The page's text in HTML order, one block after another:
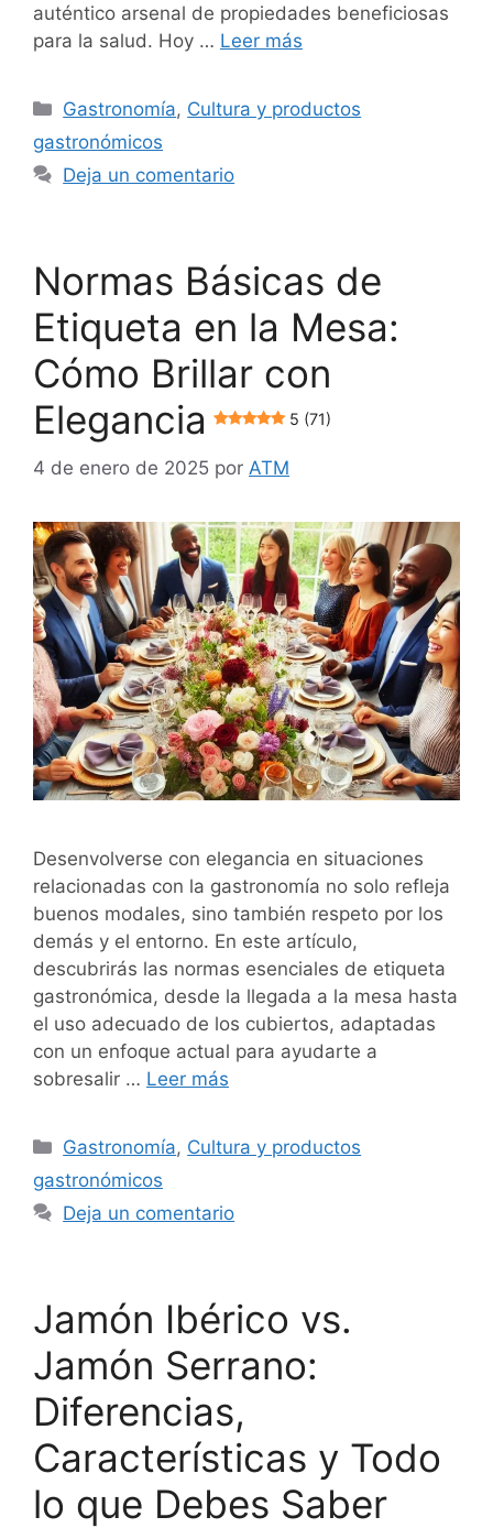
auténtico arsenal de propiedades beneficiosas
para la salud. Hoy … Leer más
Categorías
Gastronomía, Cultura y productos
gastronómicos
Deja un comentario
Normas Básicas de
Etiqueta en la Mesa:
Cómo Brillar con
Elegancia
5 (71)
4 de enero de 2025 por ATM
Desenvolverse con elegancia en situaciones
relacionadas con la gastronomía no solo refleja
buenos modales, sino también respeto por los
demás y el entorno. En este artículo,
descubrirás las normas esenciales de etiqueta
gastronómica, desde la llegada a la mesa hasta
el uso adecuado de los cubiertos, adaptadas
con un enfoque actual para ayudarte a
sobresalir … Leer más
Categorías
Gastronomía, Cultura y productos
gastronómicos
Deja un comentario
Jamón Ibérico vs.
Jamón Serrano:
Diferencias,
Características y Todo
lo que Debes Saber